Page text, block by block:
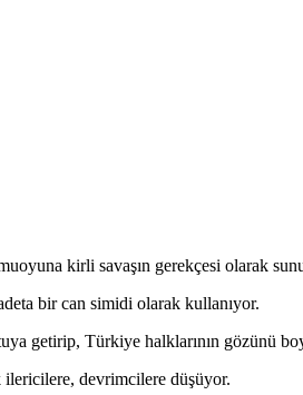
kirli savaşın gerekçesi olarak
bir can simidi olarak kullanıyor.
getirip, Türkiye halklarının gözünü
devrimcilere düşüyor.